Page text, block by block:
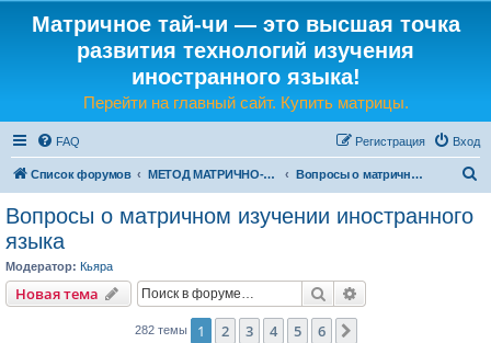
Матричное тай-чи — это высшая точка
развития технологий изучения
иностранного языка!
Перейти на главный сайт. Купить матрицы.
FAQ Вход
Регистрация
Список форумов МЕТОД МАТРИЧНО-ЯЗЫКОВОГО ТАЙ-ЧИ Вопросы о матричном изучении иностранного языка
Вопросы о матричном изучении иностранного
языка
Модератор: Кьяра
Новая тема Поиск
282 темы 1 2 3 4 5 6